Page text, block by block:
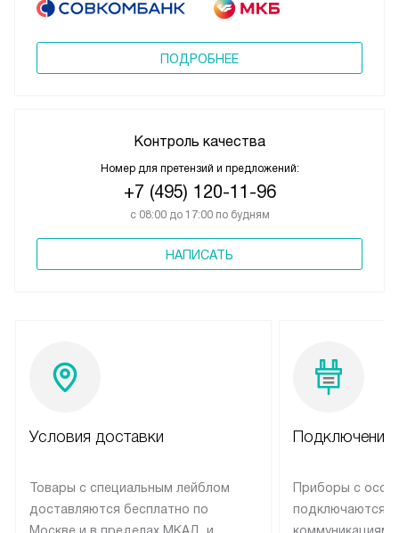
ПОДРОБНЕЕ
Контроль качества
Номер для претензий и предложений:
+7 (495) 120-11-96
с 08:00 до 17:00 по будням
НАПИСАТЬ
Условия доставки
Товары с специальным лейблом
доставляются бесплатно по
Подключение
Приборы с
подключаются к